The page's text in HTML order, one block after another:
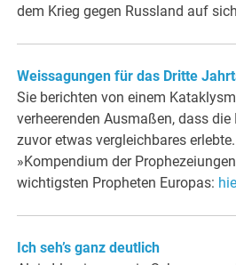
dem Krieg gegen Russland auf
Weissagungen für das Dritte
Sie berichten von einem
verheerenden Ausmaßen, dass
zuvor etwas vergleichbares
»Kompendium der
wichtigsten Propheten Europas:
Ich seh’s ganz deutlich